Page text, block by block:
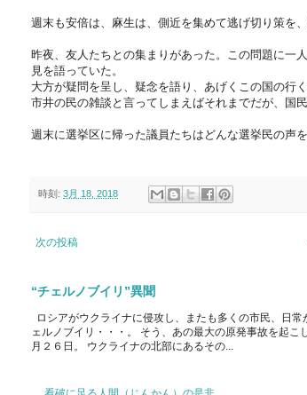
週末も安倍は、麻生は、側近を集めて逃げ切り策を
昨夜、友人たちとの集まりがあった。この問題に一
見を語っていた。
大方が疑問を呈し、疑念を語り、あげくこの国の行
市井の民の雑談と言ってしまえばそれまでだが、国
週末に選挙区に帰った議員たちはどんな選挙民の声
時刻: 3月 18, 2018
次の投稿
“チェルノブイリ”異聞
ロシアがウクライナに侵攻し、またも多くの市民、日
ェルノブイリ・・・。 そう、あの最大の原発事故を起
月２６日。 ウクライナの北部にあるその...